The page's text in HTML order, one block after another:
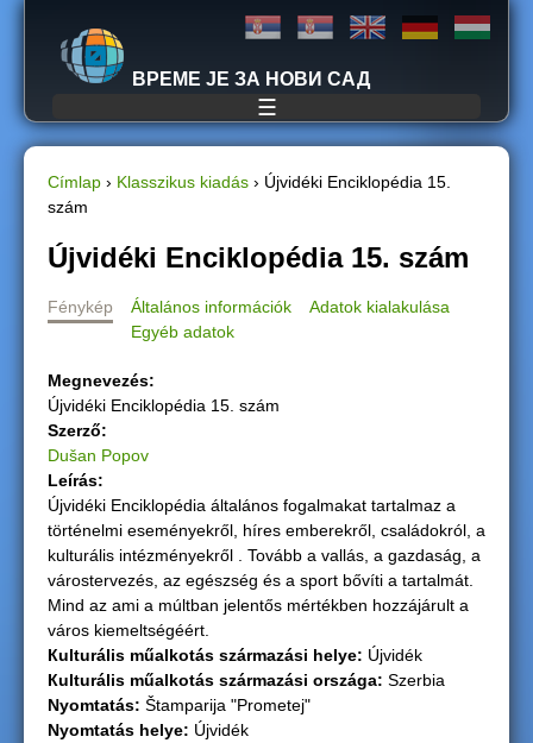
Jump to navigation
ВРЕМЕ ЈЕ ЗА НОВИ САД
☰
J
e
l
e
n
l
e
g
i
h
e
Címlap › Klasszikus kiadás › Újvidéki Enciklopédia 15.
szám
Újvidéki Enciklopédia 15. szám
Fénykép Általános információk
Adatok kialakulása
Egyéb adatok
Megnevezés:
Újvidéki Enciklopédia 15. szám
Szerző:
Dušan Popov
Leírás:
Újvidéki Enciklopédia általános fogalmakat tartalmaz a
történelmi eseményekről, híres emberekről, családokról, a
kulturális intézményekről . Tovább a vallás, a gazdaság, a
várostervezés, az egészség és a sport bővíti a tartalmát.
Mind az ami a múltban jelentős mértékben hozzájárult a
város kiemeltségéért.
Кulturális műalkotás származási helye: Újvidék
Кulturális műalkotás származási országа: Szerbia
Nyomtatás: Štamparija "Prometej"
Nyomtatás helye: Újvidék